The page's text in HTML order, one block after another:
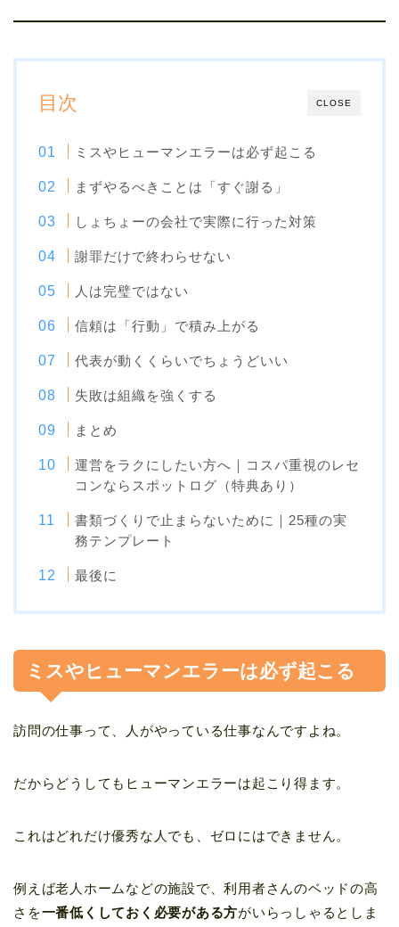
CLOSE
目次
ミスやヒューマンエラーは必ず起こる
まずやるべきことは「すぐ謝る」
しょちょーの会社で実際に行った対策
謝罪だけで終わらせない
人は完璧ではない
信頼は「行動」で積み上がる
代表が動くくらいでちょうどいい
失敗は組織を強くする
まとめ
運営をラクにしたい方へ｜コスパ重視のレセ
コンならスポットログ（特典あり）
書類づくりで止まらないために｜25種の実
務テンプレート
最後に
ミスやヒューマンエラーは必ず起こる
訪問の仕事って、人がやっている仕事なんですよね。
だからどうしてもヒューマンエラーは起こり得ます。
これはどれだけ優秀な人でも、ゼロにはできません。
例えば老人ホームなどの施設で、利用者さんのベッドの高
さを一番低くしておく必要がある方がいらっしゃるとしま